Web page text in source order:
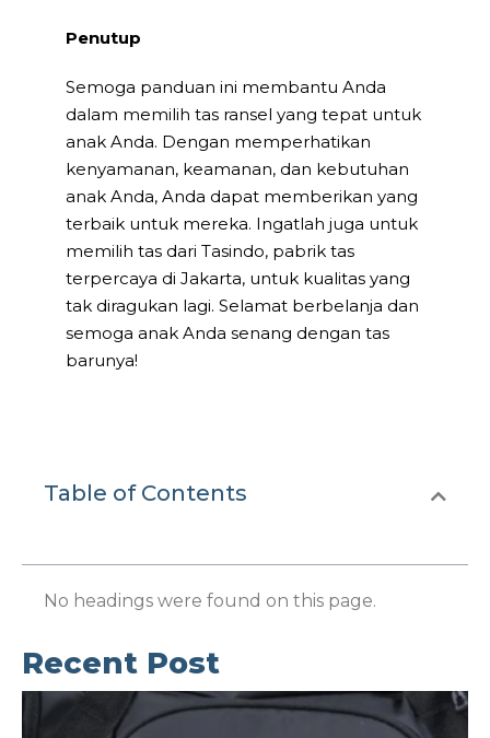
Penutup
Semoga panduan ini membantu Anda
dalam memilih tas ransel yang tepat untuk
anak Anda. Dengan memperhatikan
kenyamanan, keamanan, dan kebutuhan
anak Anda, Anda dapat memberikan yang
terbaik untuk mereka. Ingatlah juga untuk
memilih tas dari Tasindo, pabrik tas
terpercaya di Jakarta, untuk kualitas yang
tak diragukan lagi. Selamat berbelanja dan
semoga anak Anda senang dengan tas
barunya!
Table of Contents
No headings were found on this page.
Recent Post